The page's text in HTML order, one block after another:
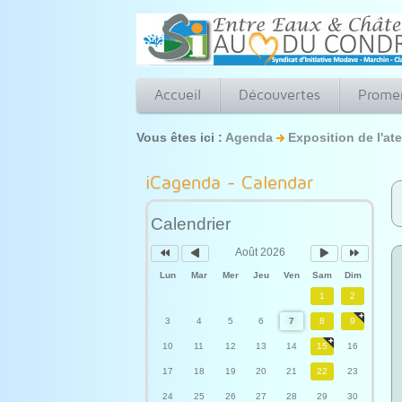
Accueil Découvertes
Vous êtes ici : Agenda Exposition de
iCagenda - Calendar
Calendrier
Août 2026
Lun Mar Mer Jeu Ven Sam Dim
1 2
3 4 5 6 7 8 9
10 11 12 13 14 15 16
17 18 19 20 21 22 23
24 25 26 27 28 29 30